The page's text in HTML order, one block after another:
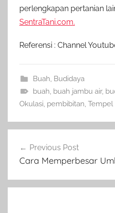
perlengkapan pertanian
SentraTani.com.
Referensi : Channel
Buah Budidaya
buah buah jambu air,
Okulasi pembibitan Tempel
pos
Previous Post
Cara Memperbesar